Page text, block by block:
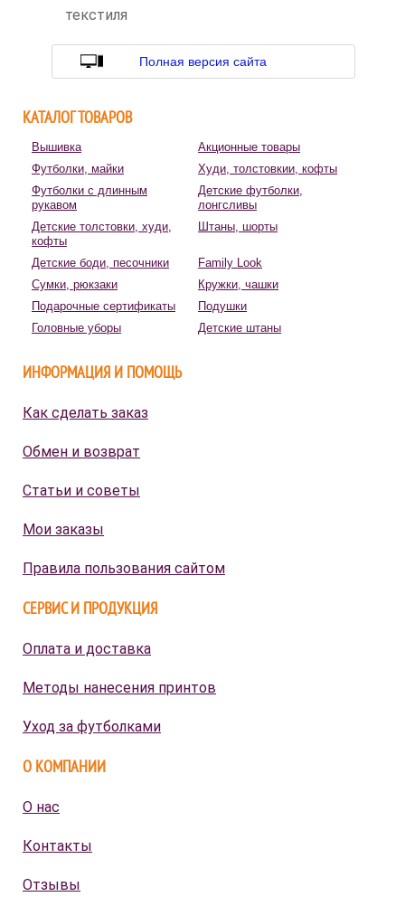
текстиля
Полная версия сайта
КАТАЛОГ ТОВАРОВ
Вышивка
Акционные товары
Футболки, майки
Худи, толстовкии, кофты
Футболки с длинным
рукавом
Детские футболки,
лонгсливы
Детские толстовки, худи,
кофты
Штаны, шорты
Детские боди, песочники
Family Look
Сумки, рюкзаки
Кружки, чашки
Подарочные сертификаты
Подушки
Головные уборы
Детские штаны
ИНФОРМАЦИЯ И ПОМОЩЬ
Как сделать заказ
Обмен и возврат
Статьи и советы
Мои заказы
Правила пользования сайтом
СЕРВИС И ПРОДУКЦИЯ
Оплата и доставка
Методы нанесения принтов
Уход за футболками
О КОМПАНИИ
О нас
Контакты
Отзывы